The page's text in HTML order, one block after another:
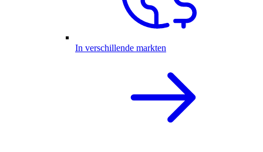
In verschillende markten